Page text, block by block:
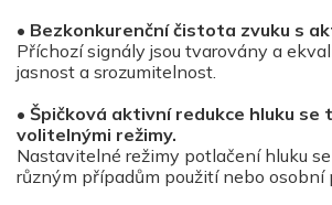
• Bezkonkurenční čistota zvuku s
Příchozí signály jsou tvarovány a
jasnost a srozumitelnost.
• Špičková aktivní redukce hluku se
volitelnými režimy.
Nastavitelné režimy potlačení hluku
různým případům použití nebo osobní